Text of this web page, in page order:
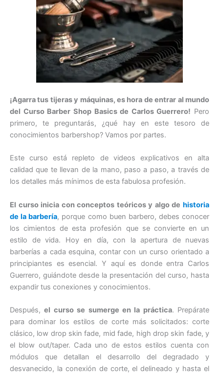
¡Agarra tus tijeras y máquinas, es hora de entrar al mundo
del Curso Barber Shop Basics de Carlos Guerrero! Pero
primero, te preguntarás, ¿qué hay en este tesoro de
conocimientos barbershop? Vamos por partes.
Este curso está repleto de videos explicativos en alta
calidad que te llevan de la mano, paso a paso, a través de
los detalles más mínimos de esta fabulosa profesión.
El curso inicia con conceptos teóricos y algo de historia
de la barbería, porque como buen barbero, debes conocer
los cimientos de esta profesión que se convierte en un
estilo de vida. Hoy en día, con la apertura de nuevas
barberías a cada esquina, contar con un curso orientado a
principiantes es esencial. Y aquí es donde entra Carlos
Guerrero, guiándote desde la presentación del curso, hasta
expandir tus conexiones y conocimientos.
Después,el curso se sumerge en la práctica. Prepárate
para dominar los estilos de corte más solicitados: corte
clásico, low drop skin fade, mid fade, high drop skin fade, y
el blow out/taper. Cada uno de estos estilos cuenta con
módulos que detallan el desarrollo del degradado y
desvanecido, la conexión de corte, el delineado y hasta el